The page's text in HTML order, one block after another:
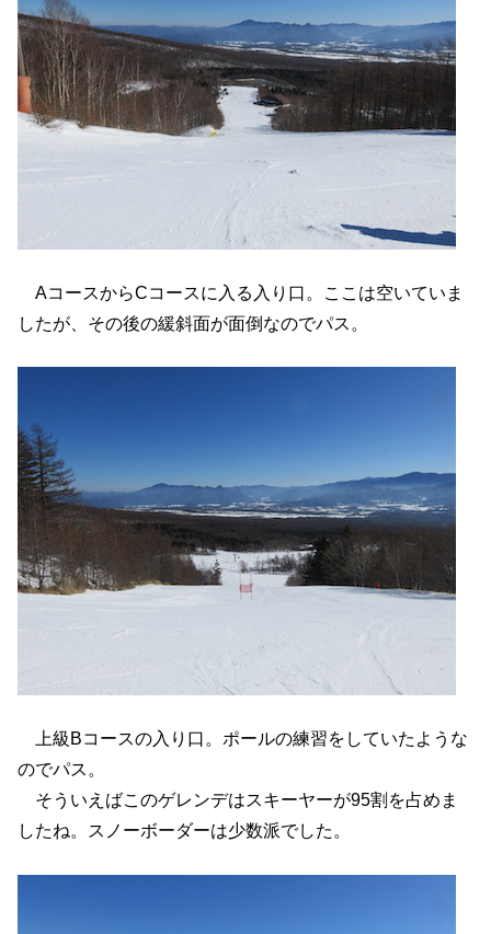
AコースからCコースに入る入り口。ここは空いていま
したが、その後の緩斜面が面倒なのでパス。
上級Bコースの入り口。ポールの練習をしていたような
のでパス。
そういえばこのゲレンデはスキーヤーが95割を占めま
したね。スノーボーダーは少数派でした。